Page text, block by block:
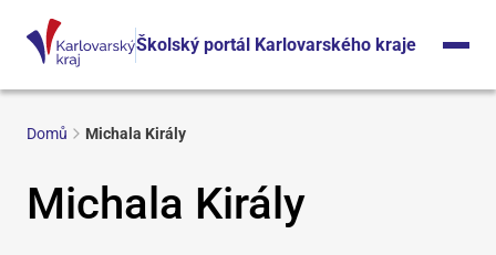
Školský portál Karlovarského kraje
Domů Michala Király
Michala Király